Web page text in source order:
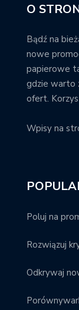
O
Bądź na
nowe
papierowe
gdzie warto
ofert.
Wpisy na
Poluj na
Rozwiązuj
Odkrywaj